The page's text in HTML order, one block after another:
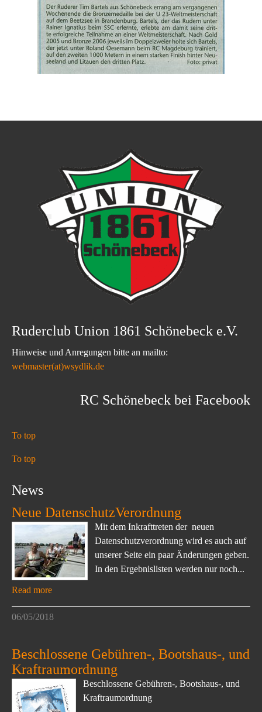
Ruderclub Union 1861 Schönebeck e.V.
Hinweise und Anregungen bitte an mailto:
webmaster(at)wsydlik.de
RC Schönebeck bei Facebook
To top
To top
News
Neue DatenschutzVerordnung
Mit dem Inkrafttreten der neuen
Datenschutzverordnung wird es auch auf
unserer Seite ein paar Änderungen geben.
In den Ergebnislisten werden nur noch...
Read more
06/05/2018
Beschlossene Gebühren-, Bootshaus-, und
Kraftraumordnung
Beschlossene Gebühren-, Bootshaus-, und
Kraftraumordnung